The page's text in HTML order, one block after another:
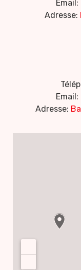
Email:
Adresse:
Email:
Adresse: